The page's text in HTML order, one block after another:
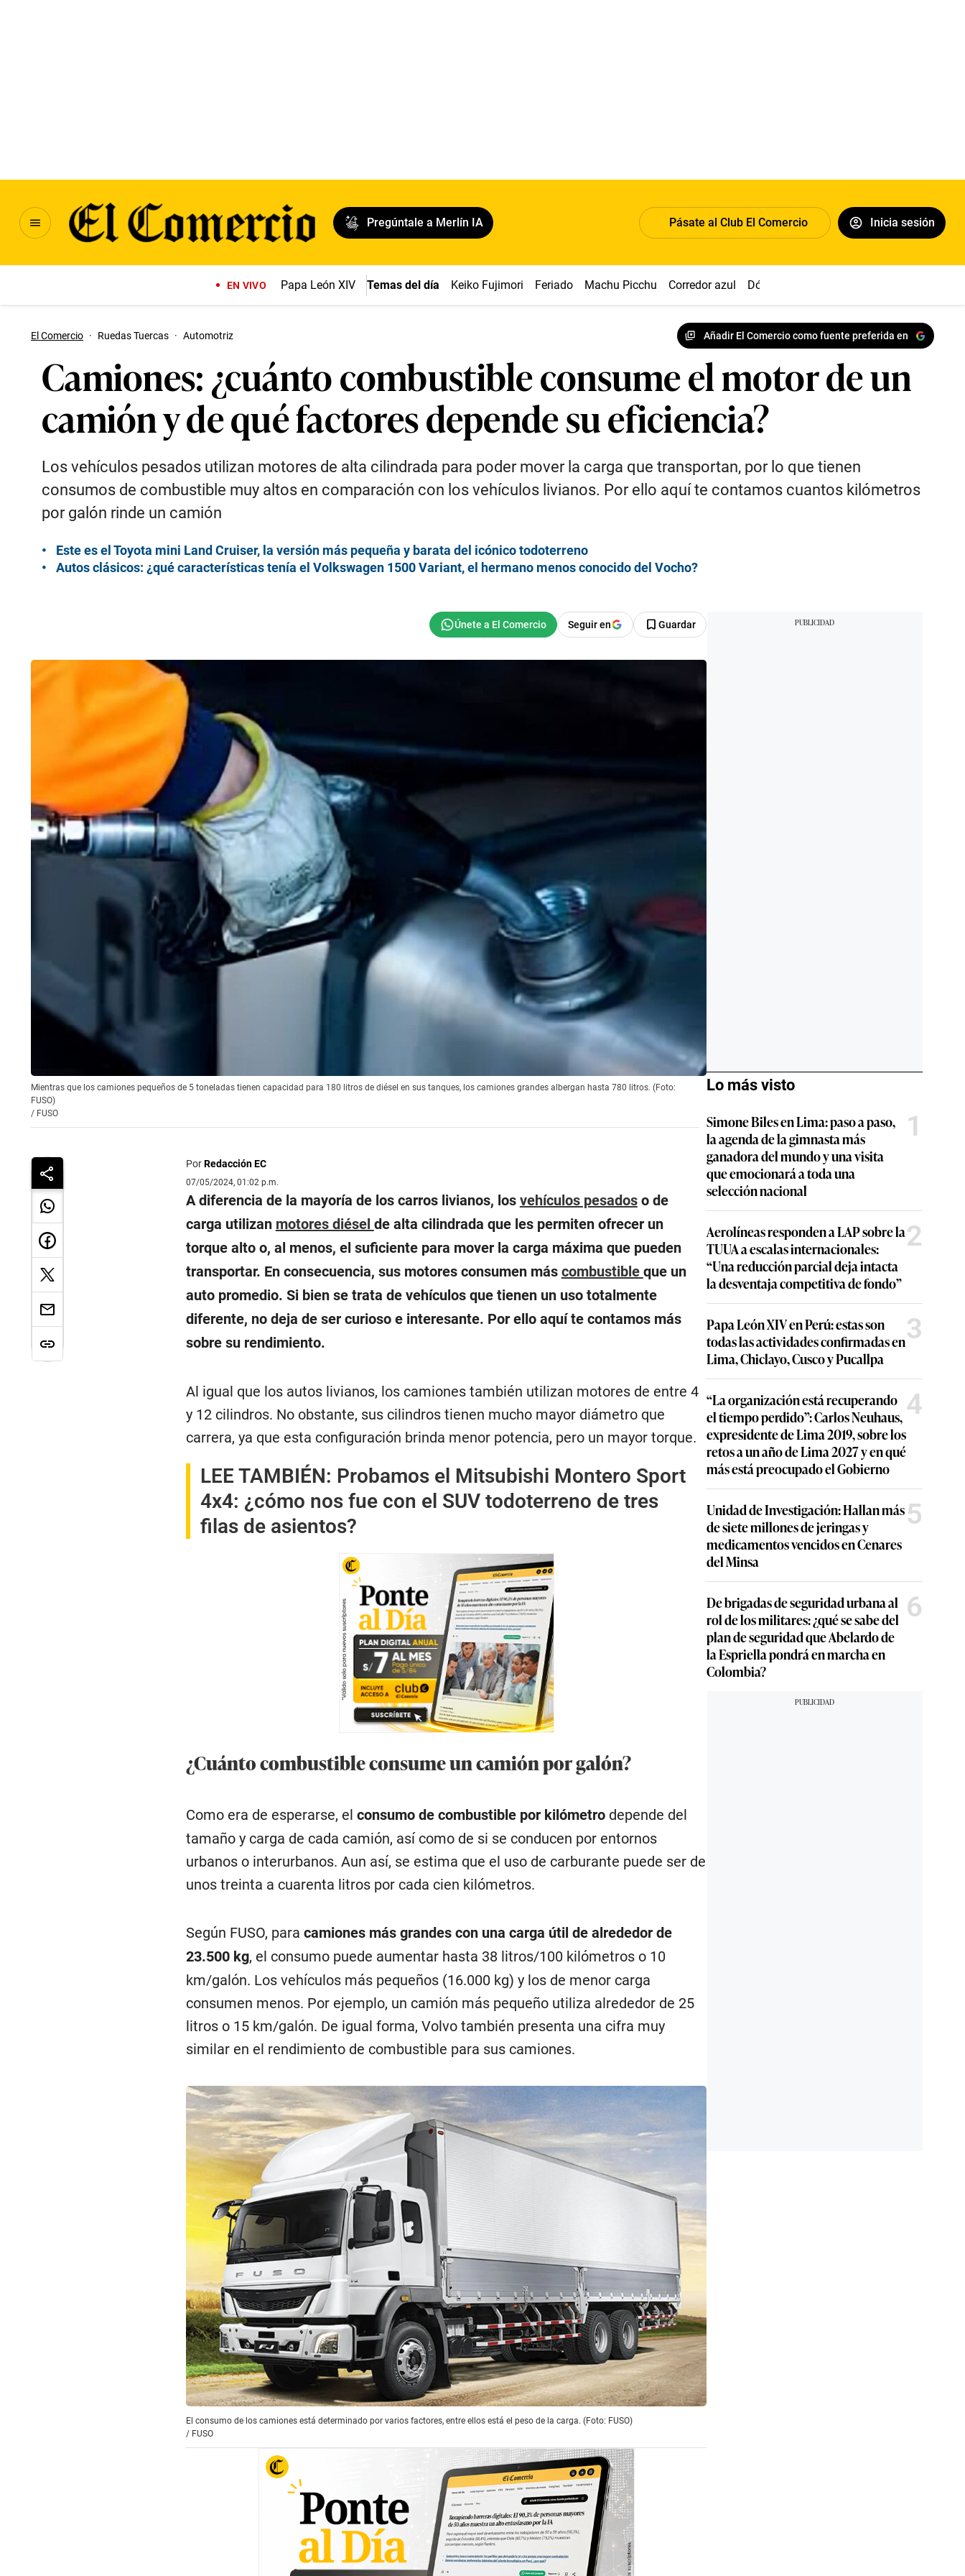
Pregúntale a Merlín IA Pásate al Club El Comercio Inicia sesión
EN VIVO Papa León XIV Temas del día Keiko Fujimori Feriado Machu Picchu Corredor azul Dólar
El Comercio · Ruedas Tuercas · Automotriz Añadir El Comercio como fuente preferida en
Camiones: ¿cuánto combustible consume el motor de un
camión y de qué factores depende su eficiencia?
Los vehículos pesados utilizan motores de alta cilindrada para poder mover la carga que transportan, por lo que tienen
consumos de combustible muy altos en comparación con los vehículos livianos. Por ello aquí te contamos cuantos kilómetros
por galón rinde un camión
Este es el Toyota mini Land Cruiser, la versión más pequeña y barata del icónico todoterreno
Autos clásicos: ¿qué características tenía el Volkswagen 1500 Variant, el hermano menos conocido del Vocho?
Seguir en Guardar
Mientras que los camiones pequeños de 5 toneladas tienen capacidad para 180 litros de diésel en sus tanques, los camiones grandes albergan hasta 780 litros. (Foto:
FUSO)
/ FUSO
PorRedacción EC
07/05/2024, 01:02 p.m.
A diferencia de la mayoría de los carros livianos, los vehículos pesadoso de
carga utilizan motores diésel de alta cilindrada que les permiten ofrecer un
torque alto o, al menos, el suficiente para mover la carga máxima que pueden
transportar. En consecuencia, sus motores consumen más combustible que un
auto promedio. Si bien se trata de vehículos que tienen un uso totalmente
diferente, no deja de ser curioso e interesante. Por ello aquí te contamos más
sobre su rendimiento.
Al igual que los autos livianos, los camiones también utilizan motores de entre 4
y 12 cilindros. No obstante, sus cilindros tienen mucho mayor diámetro que
carrera, ya que esta configuración brinda menor potencia, pero un mayor torque.
LEE TAMBIÉN: Probamos el Mitsubishi Montero Sport
4x4: ¿cómo nos fue con el SUV todoterreno de tres
filas de asientos?
¿Cuánto combustible consume un camión por galón?
Como era de esperarse, el consumo de combustible por kilómetrodepende del
tamaño y carga de cada camión, así como de si se conducen por entornos
urbanos o interurbanos. Aun así, se estima que el uso de carburante puede ser de
unos treinta a cuarenta litros por cada cien kilómetros.
Según FUSO, para camiones más grandes con una carga útil de alrededor de
23.500 kg, el consumo puede aumentar hasta 38 litros/100 kilómetros o 10
km/galón. Los vehículos más pequeños (16.000 kg) y los de menor carga
consumen menos. Por ejemplo, un camión más pequeño utiliza alrededor de 25
litros o 15 km/galón. De igual forma, Volvo también presenta una cifra muy
similar en el rendimiento de combustible para sus camiones.
El consumo de los camiones está determinado por varios factores, entre ellos está el peso de la carga. (Foto: FUSO)
/ FUSO
Lo más visto
Simone Biles en Lima: paso a paso,
la agenda de la gimnasta más
ganadora del mundo y una visita
que emocionará a toda una
selección nacional
1
Aerolíneas responden a LAP sobre la
TUUA a escalas internacionales:
“Una reducción parcial deja intacta
la desventaja competitiva de fondo”
2
Papa León XIV en Perú: estas son
todas las actividades confirmadas en
Lima, Chiclayo, Cusco y Pucallpa
3
“La organización está recuperando
el tiempo perdido”: Carlos Neuhaus,
expresidente de Lima 2019, sobre los
retos a un año de Lima 2027 y en qué
más está preocupado el Gobierno
4
Unidad de Investigación: Hallan más
de siete millones de jeringas y
medicamentos vencidos en Cenares
del Minsa
5
De brigadas de seguridad urbana al
rol de los militares: ¿qué se sabe del
plan de seguridad que Abelardo de
la Espriella pondrá en marcha en
Colombia?
6